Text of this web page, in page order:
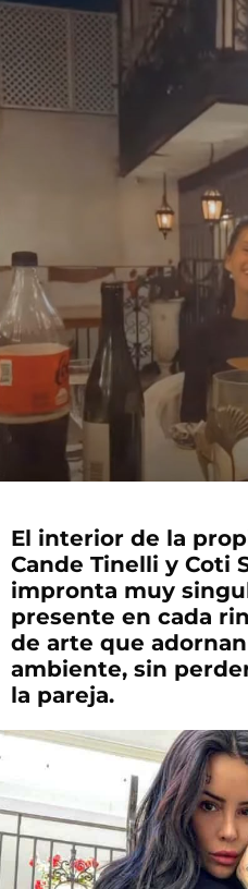
El interior de la
Cande Tinelli y Coti
impronta muy
presente en cada
de arte que
ambiente, sin
la pareja.